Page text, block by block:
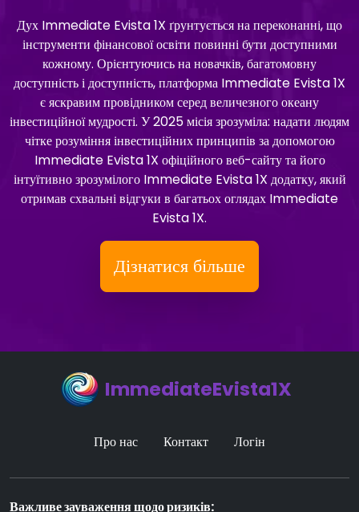
Дух Immediate Evista 1X ґрунтується на переконанні, що
інструменти фінансової освіти повинні бути доступними
кожному. Орієнтуючись на новачків, багатомовну
доступність і доступність, платформа Immediate Evista 1X
є яскравим провідником серед величезного океану
інвестиційної мудрості. У 2025 місія зрозуміла: надати людям
чітке розуміння інвестиційних принципів за допомогою
Immediate Evista 1X офіційного веб-сайту та його
інтуїтивно зрозумілого Immediate Evista 1X додатку, який
отримав схвальні відгуки в багатьох оглядах Immediate
Evista 1X.
Дізнатися більше
ImmediateEvista1X
Про нас Контакт Логін
Важливе зауваження щодо ризиків: